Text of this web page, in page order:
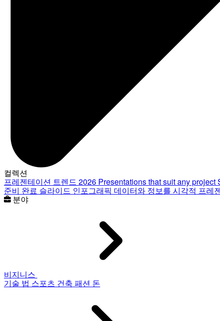
컬렉션
프레젠테이션 트렌드 2026 Presentations that suit any project
준비 완료 슬라이드 인포그래픽 데이터와 정보를 시각적 프레
분야
비지니스
기술 법 스포츠 건축 패션 돈